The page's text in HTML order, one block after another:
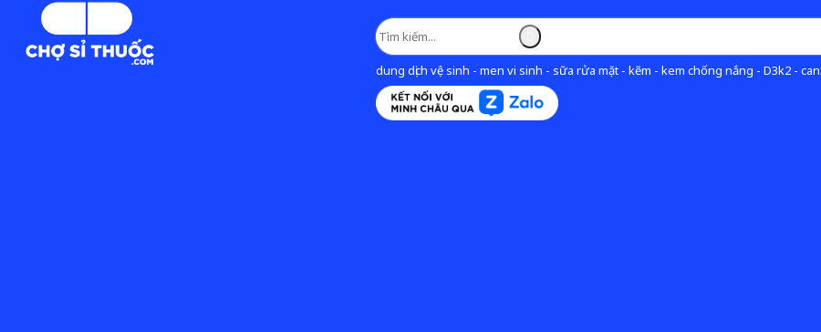
dung dịch vệ sinh - men vi sinh - sữa rửa mặt - kẽm - kem chống nắng - D3k2 -